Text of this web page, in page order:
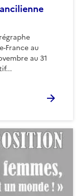
France au
au 31